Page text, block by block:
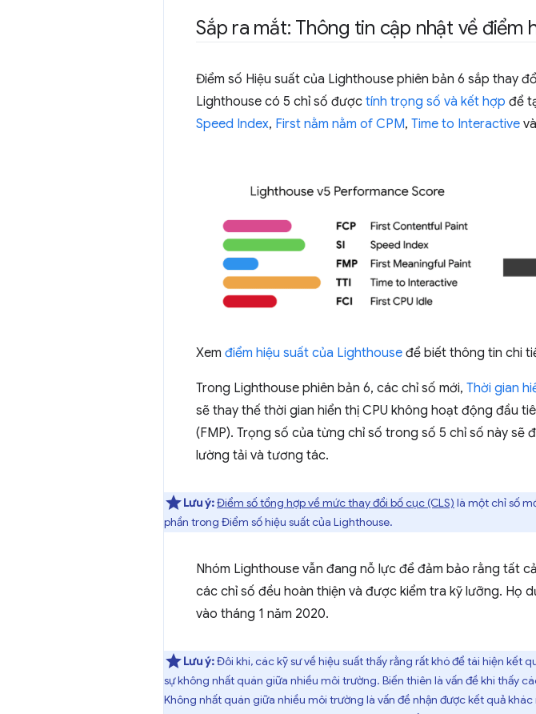
Sắp ra mắt: Thông tin cập nhật về điểm
Điểm số Hiệu suất của Lighthouse phiên bản 6 sắp thay
Lighthouse có 5 chỉ số được tính trọng số và kết hợp để
Speed Index, First nằm nằm of CPM, Time to Interactive và
Xem điểm hiệu suất của Lighthouse để biết thông tin chi
Trong Lighthouse phiên bản 6, các chỉ số mới, Thời gian
sẽ thay thế thời gian hiển thị CPU không hoạt động đầu
(FMP). Trọng số của từng chỉ số trong số 5 chỉ số này
lường tải và tương tác.
Lưu ý:Điểm số tổng hợp về mức thay đổi bố cục (CLS) là một chỉ số
phần trong Điểm số hiệu suất của Lighthouse.
Nhóm Lighthouse vẫn đang nỗ lực để đảm bảo rằng tất
các chỉ số đều hoàn thiện và được kiểm tra kỹ lưỡng. Họ
vào tháng 1 năm 2020.
Lưu ý:Đôi khi, các kỹ sư về hiệu suất thấy rằng rất khó để tái hiện kết
sự không nhất quán giữa nhiều môi trường. Biến thiên là vấn đề khi thấy
Không nhất quán giữa nhiều môi trường là vấn đề nhận được kết quả